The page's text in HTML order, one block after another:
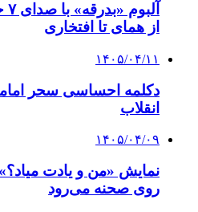
از همای تا افتخاری
۱۴۰۵/۰۴/۱۱
دکلمه‌ احساسی سحر
انقلاب
۱۴۰۵/۰۴/۰۹
نمایش «من و یادت میاد؟»
روی صحنه می‌رود